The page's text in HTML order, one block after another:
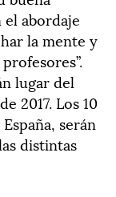
abordaje
la mente y
lugar del
2017. Los 10
serán
distintas